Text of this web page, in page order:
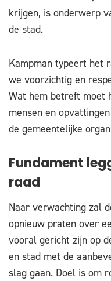
krijgen, is onderwerp
de stad.
Kampman typeert het
we voorzichtig en
Wat hem betreft moet
mensen en
de gemeentelijke
Fundament
raad
Naar verwachting zal
opnieuw praten over
vooral gericht zijn op
en stad met de
slag gaan. Doel is om